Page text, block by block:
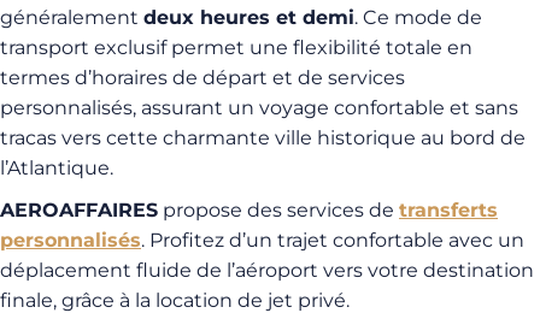
généralement deux heures et demi. Ce mode de
transport exclusif permet une flexibilité totale en
termes d’horaires de départ et de services
personnalisés, assurant un voyage confortable et sans
tracas vers cette charmante ville historique au bord de
l’Atlantique.
AEROAFFAIRES propose des services de transferts
personnalisés. Profitez d’un trajet confortable avec un
déplacement fluide de l’aéroport vers votre destination
finale, grâce à la location de jet privé.